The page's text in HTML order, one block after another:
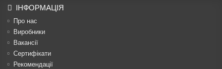
ІНФОРМАЦІЯ
Про нас
Виробники
Вакансії
Сертифікати
Рекомендації